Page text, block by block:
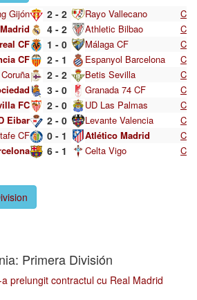
Gijón 2 - 2 Rayo Vallecano C
4 - 2 Athletic Bilbao C
CF 1 - 0 Málaga CF C
CF 2 - 1 Espanyol Barcelona C
2 - 2 Betis Sevilla C
3 - 0 Granada 74 CF C
FC 2 - 0 UD Las Palmas C
Eibar 2 - 0 Levante Valencia C
CF 0 - 1 Atlético Madrid C
6 - 1 Celta Vigo C
Primera División
prelungit contractul cu Real Madrid